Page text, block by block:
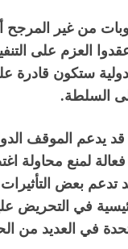
من غير
العزم على
ستكون قادرة
السلطة.
يدعم الموقف
فعالة لمنع محاولة
بعض التأثيرات
في التحريض
في العديد من